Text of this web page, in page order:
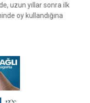
uzun yıllar sonra ilk
oy kullandığına